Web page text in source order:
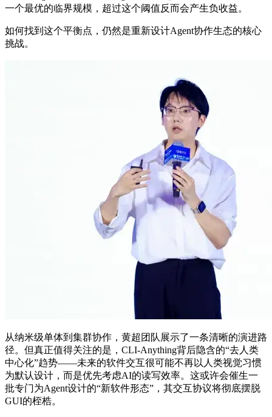
一个最优的临界规模，超过这个阈值反而会产生负收益。
如何找到这个平衡点，仍然是重新设计Agent协作生态的核心
挑战。
从纳米级单体到集群协作，黄超团队展示了一条清晰的演进路
径。但真正值得关注的是，CLI-Anything背后隐含的“去人类
中心化”趋势——未来的软件交互很可能不再以人类视觉习惯
为默认设计，而是优先考虑AI的读写效率。这或许会催生一
批专门为Agent设计的“新软件形态”，其交互协议将彻底摆脱
GUI的桎梏。